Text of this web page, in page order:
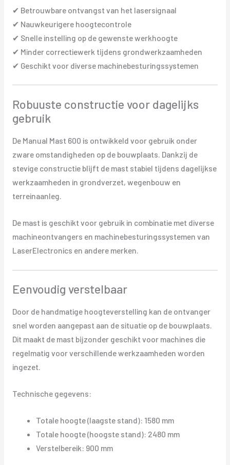
✔ Betrouwbare ontvangst van het lasersignaal
✔ Nauwkeurigere hoogtecontrole
✔ Snelle instelling op de gewenste werkhoogte
✔ Minder correctiewerk tijdens grondwerkzaamheden
✔ Geschikt voor diverse machinebesturingssystemen
Robuuste constructie voor dagelijks
gebruik
De Manual Mast 600 is ontwikkeld voor gebruik onder
zware omstandigheden op de bouwplaats. Dankzij de
stevige constructie blijft de mast stabiel tijdens dagelijkse
werkzaamheden in grondverzet, wegenbouw en
terreinaanleg.
De mast is geschikt voor gebruik in combinatie met diverse
machineontvangers en machinebesturingssystemen van
LaserElectronics en andere merken.
Eenvoudig verstelbaar
Door de handmatige hoogteverstelling kan de ontvanger
snel worden aangepast aan de situatie op de bouwplaats.
Dit maakt de mast bijzonder geschikt voor machines die
regelmatig voor verschillende werkzaamheden worden
ingezet.
Technische gegevens:
Totale hoogte (laagste stand): 1580 mm
Totale hoogte (hoogste stand): 2480 mm
Verstelbereik: 900 mm